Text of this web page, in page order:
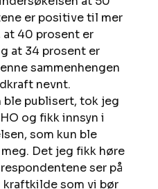
er positive til mer
at 40 prosent er
at 34 prosent er
sammenhengen
nevnt.
ble publisert, tok jeg
og fikk innsyn i
som kun ble
Det jeg fikk høre
ser på
som vi bør